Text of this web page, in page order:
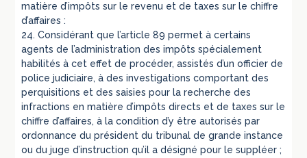
matière d’impôts sur le revenu et de taxes sur le chiffre
d’affaires :
24. Considérant que l’article 89 permet à certains
agents de l’administration des impôts spécialement
habilités à cet effet de procéder, assistés d’un officier de
police judiciaire, à des investigations comportant des
perquisitions et des saisies pour la recherche des
infractions en matière d’impôts directs et de taxes sur le
chiffre d’affaires, à la condition d’y être autorisés par
ordonnance du président du tribunal de grande instance
ou du juge d’instruction qu’il a désigné pour le suppléer ;